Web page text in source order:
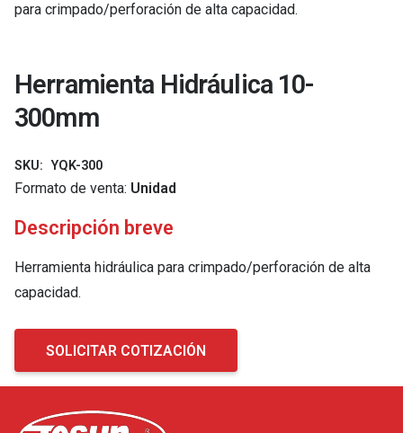
para crimpado/perforación de alta capacidad.
Herramienta Hidráulica 10-
300mm
SKU: YQK-300
Formato de venta: Unidad
Descripción breve
Herramienta hidráulica para crimpado/perforación de alta
capacidad.
SOLICITAR COTIZACIÓN